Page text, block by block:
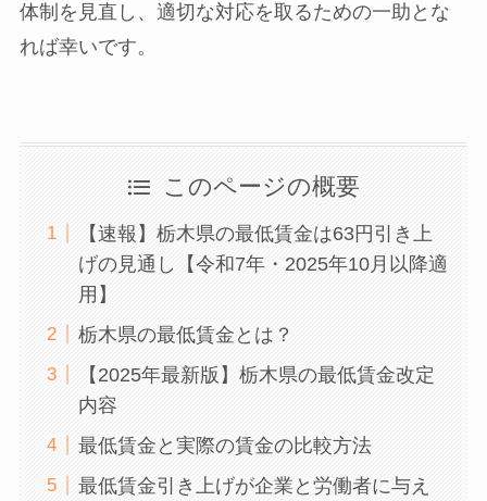
体制を見直し、適切な対応を取るための一助とな
れば幸いです。
このページの概要
【速報】栃木県の最低賃金は63円引き上
げの見通し【令和7年・2025年10月以降適
用】
栃木県の最低賃金とは？
【2025年最新版】栃木県の最低賃金改定
内容
最低賃金と実際の賃金の比較方法
最低賃金引き上げが企業と労働者に与え